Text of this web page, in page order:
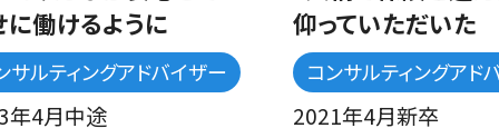
るように
ィングアドバイザー
中途
仰っていただいた
コンサルティングアドバイザ
2021年4月新卒